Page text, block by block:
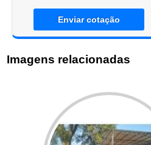
Enviar cotação
Imagens relacionadas